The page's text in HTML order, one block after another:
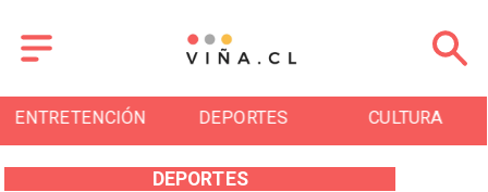
DEPORTES CULTURA TURISMO
DEPORTES